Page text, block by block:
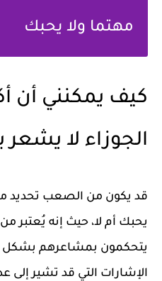
مهتما ولا يحبك
كيف يمكنني أن
الجوزاء لا
قد يكون من الصعب تحديد ما
يحبك أم لا، حيث إنه يُعتبر
يتحكمون بمشاعرهم بشكل
الإشارات التي قد تشير إلى